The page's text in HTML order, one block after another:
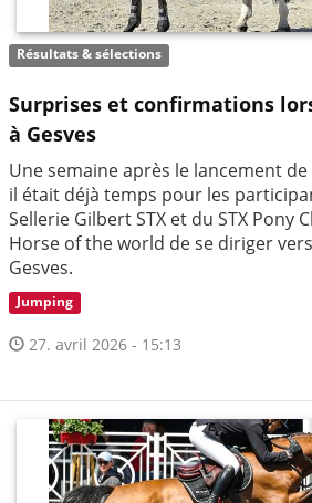
Résultats & sélections
Surprises et confirmations
à Gesves
Une semaine après le lancement
il était déjà temps pour les
Sellerie Gilbert STX et du STX Pony
Horse of the world de se diriger
Gesves.
Jumping
27. avril 2026 - 15:13